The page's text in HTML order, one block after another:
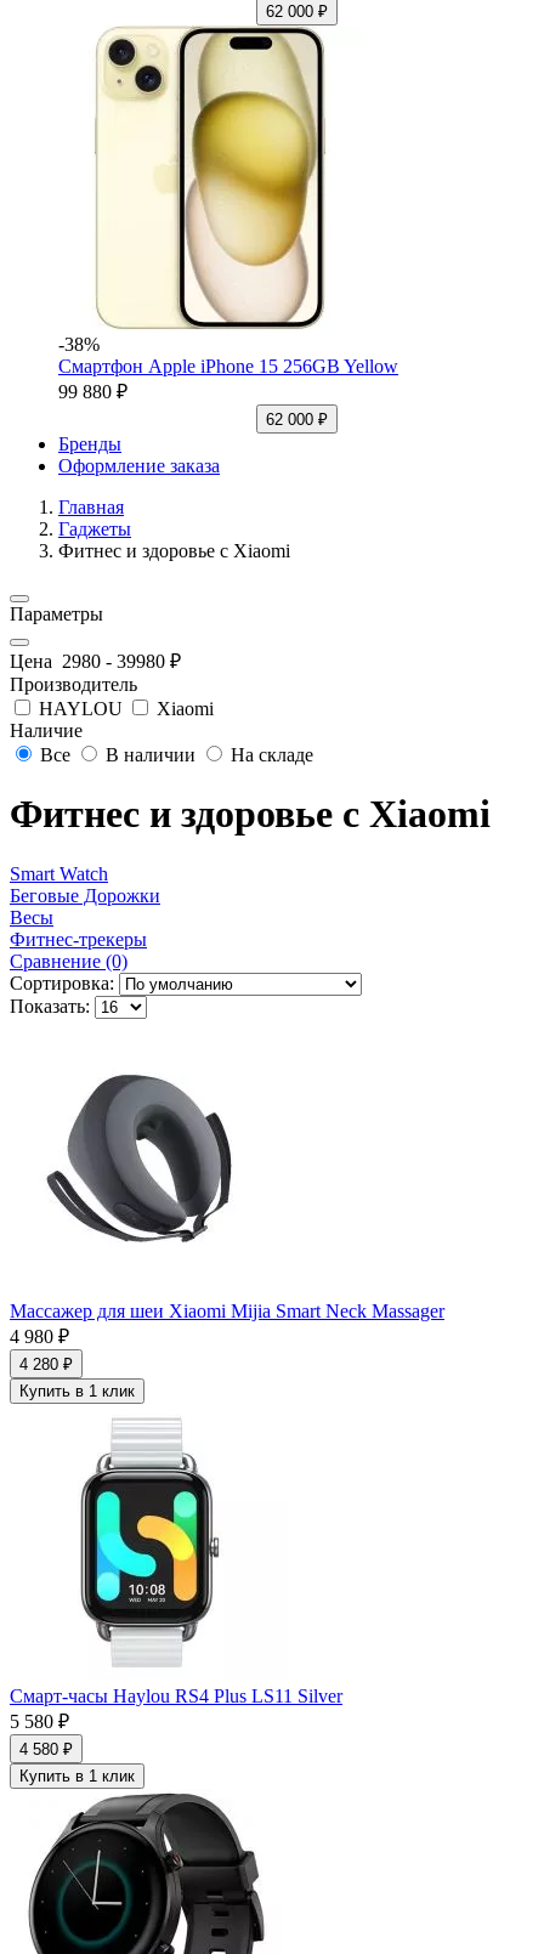
62 000 ₽
-38%
Смартфон Apple iPhone 15 256GB Yellow
99 880 ₽
62 000 ₽
Бренды
Оформление заказа
Главная
Гаджеты
Фитнес и здоровье с Xiaomi
Параметры
Цена 2980 - 39980 ₽
Производитель
HAYLOU
Xiaomi
Наличие
Все
В наличии На складе
Фитнес и здоровье с Xiaomi
Smart Watch
Беговые Дорожки
Весы
Фитнес-трекеры
Сравнение (0)
Сортировка:
Показать:
Массажер для шеи Xiaomi Mijia Smart Neck Massager
4 980 ₽
4 280 ₽
Купить в 1 клик
Смарт-часы Haylou RS4 Plus LS11 Silver
5 580 ₽
4 580 ₽
Купить в 1 клик